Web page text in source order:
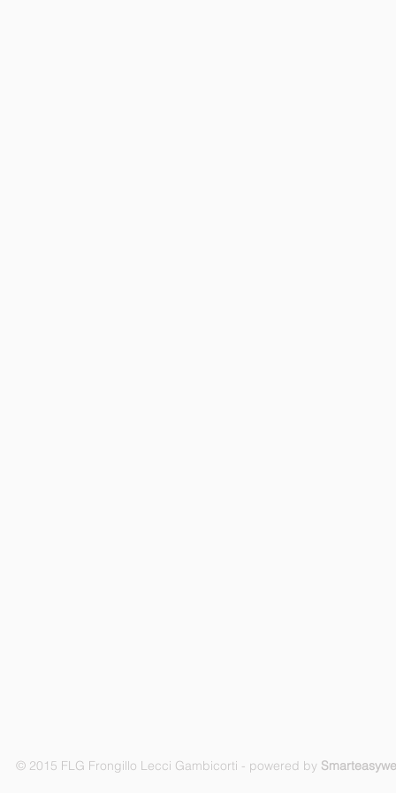
© 2015 FLG Frongillo Lecci Gambicorti - powered by